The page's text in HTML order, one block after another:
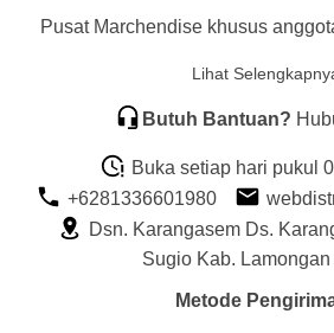
Pusat Marchendise khusus
Lihat
Butuh Bantuan?
Buka setiap hari pukul
+6281336601980
Dsn. Karangasem Ds.
Sugio Kab.
Metode